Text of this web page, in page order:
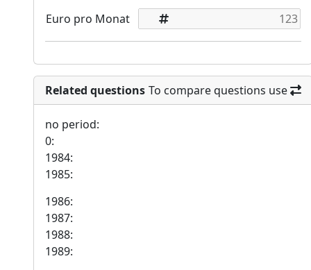
Euro pro Monat
Related questions To compare questions use
no period:
0:
1984:
1985:
1986:
1987:
1988:
1989: